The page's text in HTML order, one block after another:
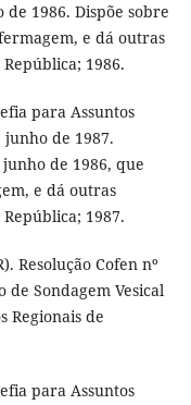
1986. Dispõe sobre
e dá outras
1986.
para Assuntos
junho de 1987.
de 1986, que
e dá outras
1987.
Resolução Cofen nº
Sondagem Vesical
Regionais de
para Assuntos